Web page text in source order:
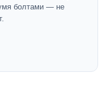
болтами — не